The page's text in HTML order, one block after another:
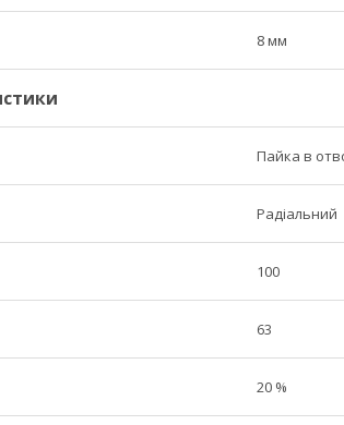
8 мм
Пайка в
Радіальний
100
63
20 %